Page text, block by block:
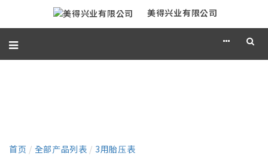
美得兴业有限公司
首页 / 全部产品列表 / 3用胎压表